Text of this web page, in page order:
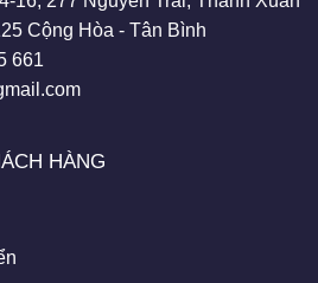
Cộng Hòa - Tân Bình
661
HÀNG